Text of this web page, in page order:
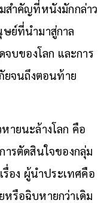
สำคัญที่หนังมักกล่าว
ย์ที่นำมาสู่กาล
บของโลก และการ
ยจนถึงตอนท้าย
ายนะล้างโลก คือ
รตัดสินใจของกลุ่ม
อง ผู้นำประเทศคือ
รือฉิบหายกว่าเดิม